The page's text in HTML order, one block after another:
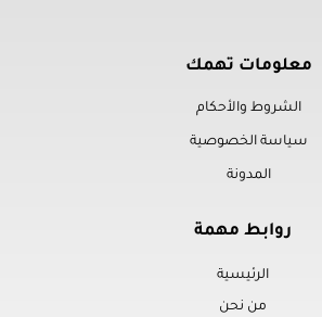
معلومات تهمك
الشروط والأحكام
سياسة الخصوصية
المدونة
روابط مهمة
الرئيسية
من نحن